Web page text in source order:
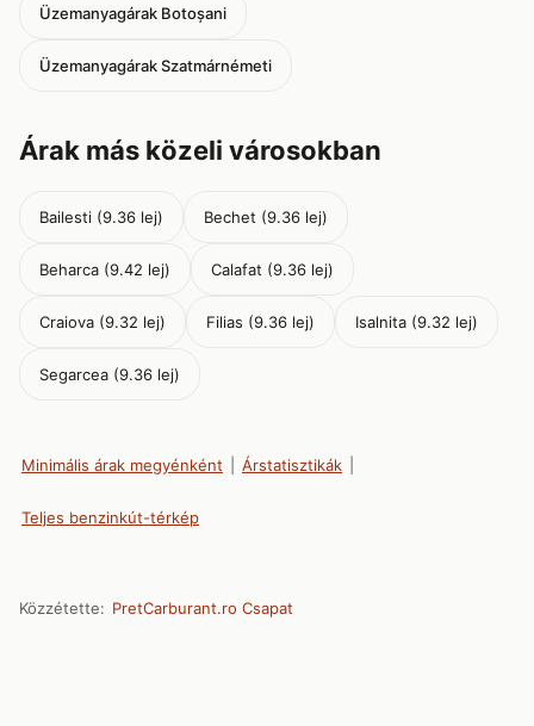
Üzemanyagárak Botoșani
Üzemanyagárak Szatmárnémeti
Árak más közeli városokban
Bailesti (9.36 lej) Bechet (9.36 lej)
Beharca (9.42 lej) Calafat (9.36 lej)
Craiova (9.32 lej) Filias (9.36 lej) Isalnita (9.32 lej)
Segarcea (9.36 lej)
Minimális árak megyénként Árstatisztikák
Teljes benzinkút-térkép
Közzétette: PretCarburant.ro Csapat